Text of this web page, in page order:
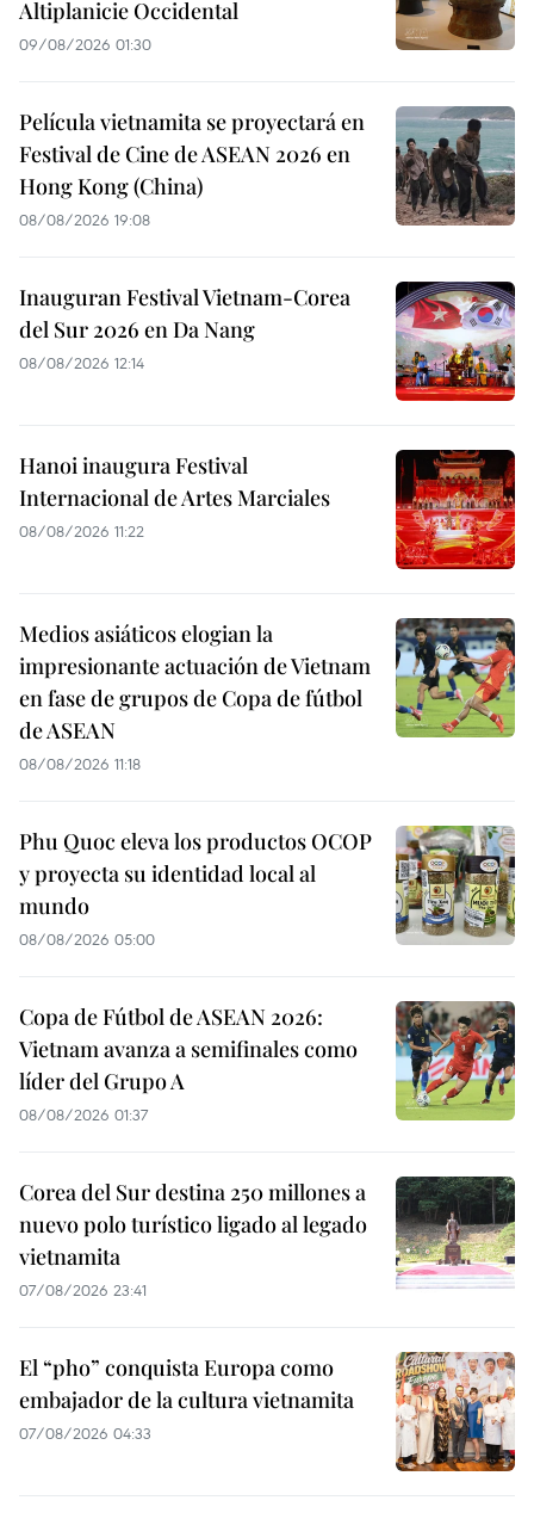
Altiplanicie Occidental
09/08/2026 01:30
Película vietnamita se proyectará en
Festival de Cine de ASEAN 2026 en
Hong Kong (China)
08/08/2026 19:08
Inauguran Festival Vietnam-Corea
del Sur 2026 en Da Nang
08/08/2026 12:14
Hanoi inaugura Festival
Internacional de Artes Marciales
08/08/2026 11:22
Medios asiáticos elogian la
impresionante actuación de Vietnam
en fase de grupos de Copa de fútbol
de ASEAN
08/08/2026 11:18
Phu Quoc eleva los productos OCOP
y proyecta su identidad local al
mundo
08/08/2026 05:00
Copa de Fútbol de ASEAN 2026:
Vietnam avanza a semifinales como
líder del Grupo A
08/08/2026 01:37
Corea del Sur destina 250 millones a
nuevo polo turístico ligado al legado
vietnamita
07/08/2026 23:41
El “pho” conquista Europa como
embajador de la cultura vietnamita
07/08/2026 04:33